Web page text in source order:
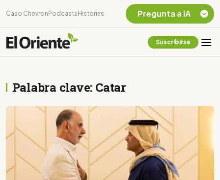
Caso Chevron Podcasts Historias
Suscribirse
Palabra clave: Catar
Pregunta a IA
Amazonia Ecuatoriana
¿En que consiste la
tasa minera que rige en
Ecuador?